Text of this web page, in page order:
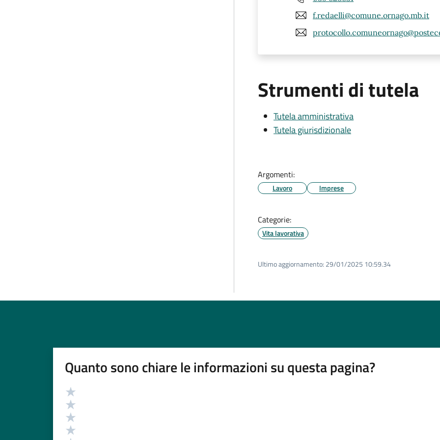
f.redaelli@comune.ornago.mb.it
Strumenti di tutela
Tutela amministrativa
Tutela giurisdizionale
Argomenti:
Lavoro Imprese
Categorie:
Vita lavorativa
Ultimo aggiornamento: 29/01/2025 10:59.34
Quanto sono chiare le informazioni su questa pagina?
Valutazione